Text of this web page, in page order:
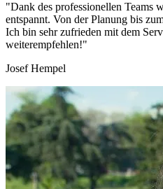
"Dank des professionellen Teams
entspannt. Von der Planung bis
Ich bin sehr zufrieden mit dem
weiterempfehlen!"
Josef Hempel